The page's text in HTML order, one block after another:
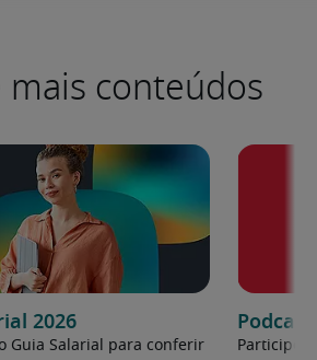
mais conteúdos
2026
Guia Salarial para conferir
Participe